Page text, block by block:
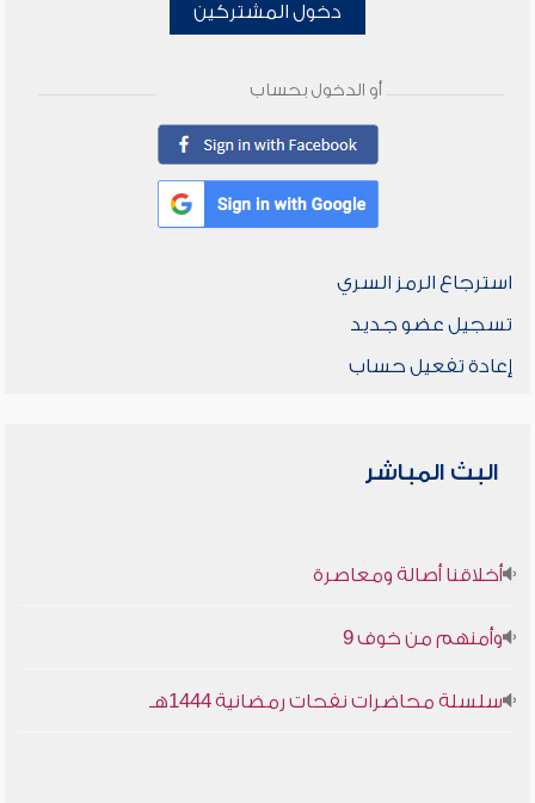
دخول المشتركين
أو الدخول بحساب
استرجاع الرمز السري
تسجيل عضو جديد
إعادة تفعيل حساب
البث المباشر
أخلاقنا أصالة ومعاصرة
وأمنهم من خوف 9
سلسلة محاضرات نفحات رمضانية 1444هـ